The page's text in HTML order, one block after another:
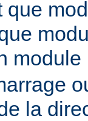
que
la